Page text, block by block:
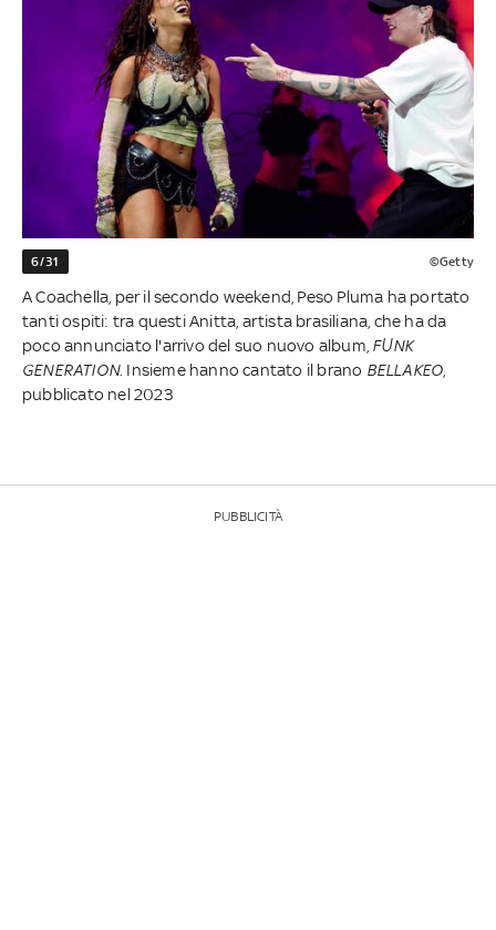
6/31 ©Getty
A Coachella, per il secondo weekend, Peso Pluma ha portato
tanti ospiti: tra questi Anitta, artista brasiliana, che ha da
poco annunciato l'arrivo del suo nuovo album, FUNK
GENERATION. Insieme hanno cantato il brano BELLAKEO
pubblicato nel 2023
PUBBLICITÀ